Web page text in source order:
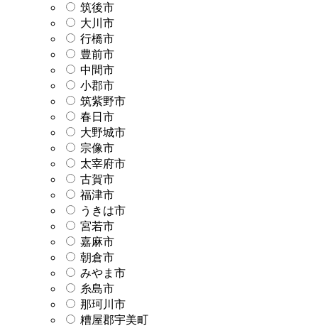
筑後市
大川市
行橋市
豊前市
中間市
小郡市
筑紫野市
春日市
大野城市
宗像市
太宰府市
古賀市
福津市
うきは市
宮若市
嘉麻市
朝倉市
みやま市
糸島市
那珂川市
糟屋郡宇美町